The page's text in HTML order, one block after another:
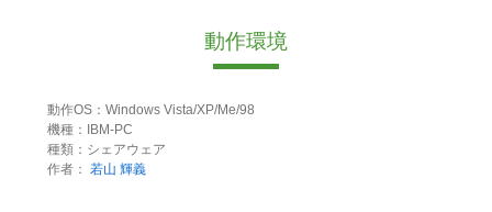
動作環境
動作OS：Windows Vista/XP/Me/98
機種：IBM-PC
種類：シェアウェア
作者： 若山 輝義